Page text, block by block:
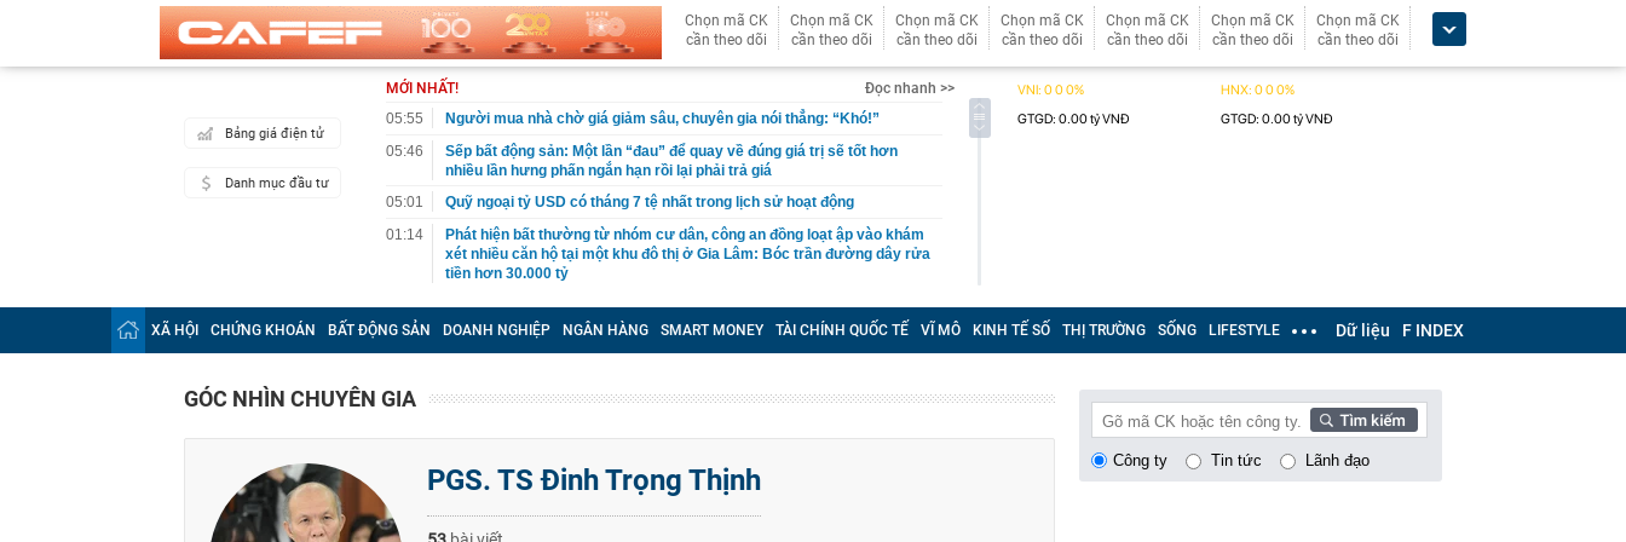
Chọn mã CK
cần theo dõi
Chọn mã CK
cần theo dõi
Chọn mã CK
cần theo dõi
Chọn mã CK
cần theo dõi
Chọn mã CK
cần theo dõi
Chọn mã CK
cần theo dõi
Chọn mã CK
cần theo dõi
Bảng giá điện tử
Danh mục đầu tư
MỚI NHẤT!
Đọc nhanh >>
05:55
Người mua nhà chờ giá giảm sâu, chuyên gia nói thẳng: “Khó!”
05:46
Sếp bất động sản: Một lần “đau” để quay về đúng giá trị sẽ tốt hơn
nhiều lần hưng phấn ngắn hạn rồi lại phải trả giá
05:01
Quỹ ngoại tỷ USD có tháng 7 tệ nhất trong lịch sử hoạt động
01:14
Phát hiện bất thường từ nhóm cư dân, công an đồng loạt ập vào khám
xét nhiều căn hộ tại một khu đô thị ở Gia Lâm: Bóc trần đường dây rửa
tiền hơn 30.000 tỷ
00:08
Chứng khoán khó nhằn, tài khoản mở mới giảm mạnh
00:08
Chủ tịch Nguyễn Du SN 1972 mua thành công 1 triệu cổ phiếu, trở
thành cổ đông lớn của công ty dệt may Hoàng Thị Loan
00:05
nhất biên cương” ở độ cao trên 3.000m, điểm đến "trong mơ" của dân
giường bệnh, vừa được vinh danh "Hệ thống Y khoa tốt nhất Việt Nam
00:05
56 mã chứng khoán bị HoSE cắt margin trong tháng 8
XÃ HỘI CHỨNG KHOÁN BẤT ĐỘNG SẢN DOANH NGHIỆP NGÂN HÀNG SMART MONEY TÀI CHÍNH QUỐC TẾ VĨ MÔ KINH TẾ SỐ THỊ TRƯỜNG SỐNG LIFESTYLE Dữ liệu F INDEX
GÓC NHÌN CHUYÊN GIA
PGS. TS Đinh Trọng Thịnh
Công ty Tin tức Lãnh đạo